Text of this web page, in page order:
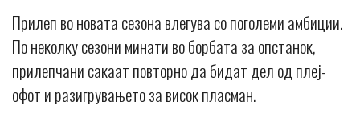
Прилеп во новата сезона влегува со поголеми амбиции.
По неколку сезони минати во борбата за опстанок,
прилепчани сакаат повторно да бидат дел од плеј-
офот и разигрувањето за висок пласман.